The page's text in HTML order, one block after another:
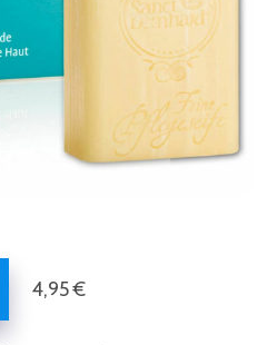
4,95 €